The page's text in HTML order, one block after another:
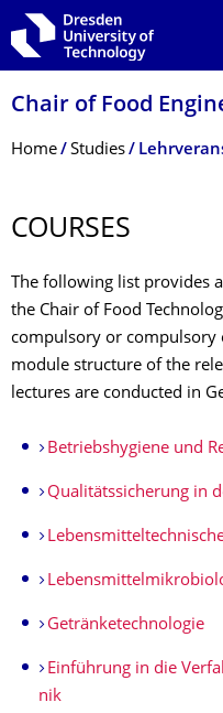
Skip to main navigation
Skip to search
Skip to content
Chair of Food
Breadcrumb Menu
Home Studies
COURSES
The following list provides
the Chair of Food
compulsory or compulsory
module structure of the
lectures are conducted in
Betriebshygiene und
Qualitätssiche­rung in
Getränketechno­logie
Einführung in die
nik